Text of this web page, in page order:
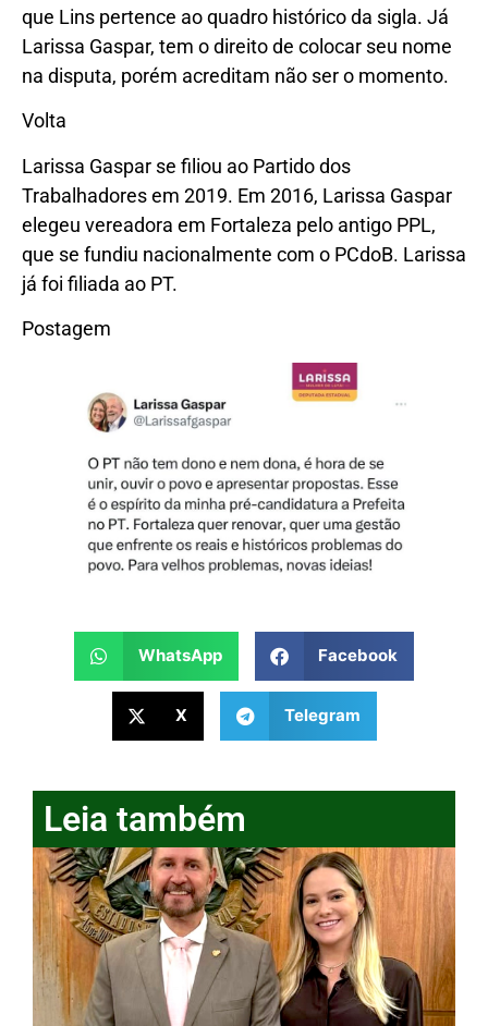
que Lins pertence ao quadro histórico da sigla. Já
Larissa Gaspar, tem o direito de colocar seu nome
na disputa, porém acreditam não ser o momento.
Volta
Larissa Gaspar se filiou ao Partido dos
Trabalhadores em 2019. Em 2016, Larissa Gaspar
elegeu vereadora em Fortaleza pelo antigo PPL,
que se fundiu nacionalmente com o PCdoB. Larissa
já foi filiada ao PT.
Postagem
WhatsApp Facebook
X Telegram
Leia também